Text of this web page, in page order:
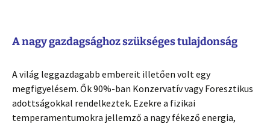
A nagy gazdagsághoz szükséges tulajdonság
A világ leggazdagabb embereit illetően volt egy
megfigyelésem. Ők 90%-ban Konzervatív vagy Foresztikus
adottságokkal rendelkeztek. Ezekre a fizikai
temperamentumokra jellemző a nagy fékező energia,